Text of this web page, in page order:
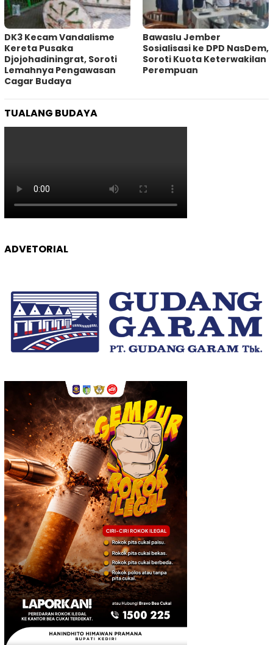
DK3 Kecam Vandalisme
Kereta Pusaka
Djojohadiningrat, Soroti
Lemahnya Pengawasan
Cagar Budaya
Bawaslu Jember
Sosialisasi ke DPD NasDem,
Soroti Kuota Keterwakilan
Perempuan
TUALANG BUDAYA
ADVETORIAL